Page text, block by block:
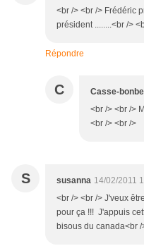
<br /> <br /> Frédéric
président ........<br />
Répondre
C Casse-
<br /> <br />
<br /> <br />
S susanna 14/02/2011
<br /> <br /> J'veux
pour ça !!! J'appuis
bisous du canada<br /